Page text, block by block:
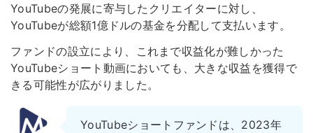
YouTubeの発展に寄与したクリエイターに対し、
YouTubeが総額1億ドルの基金を分配して支払います。
ファンドの設立により、これまで収益化が難しかった
YouTubeショート動画においても、大きな収益を獲得で
きる可能性が広がりました。
YouTubeショートファンドは、2023年